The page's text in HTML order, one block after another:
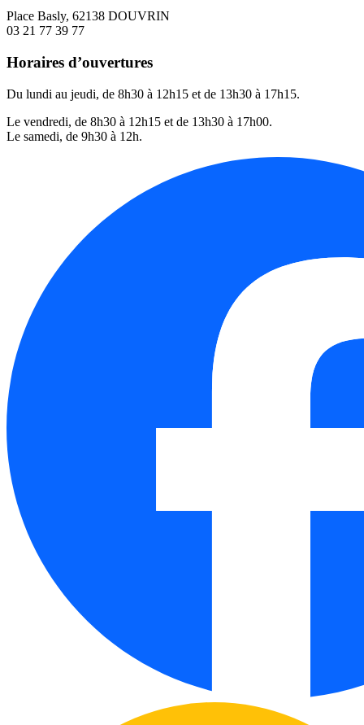
Place Basly, 62138 DOUVRIN
03 21 77 39 77
Horaires d’ouvertures
Du lundi au jeudi, de 8h30 à 12h15 et de 13h30 à 17h15.
Le vendredi, de 8h30 à 12h15 et de 13h30 à 17h00.
Le samedi, de 9h30 à 12h.